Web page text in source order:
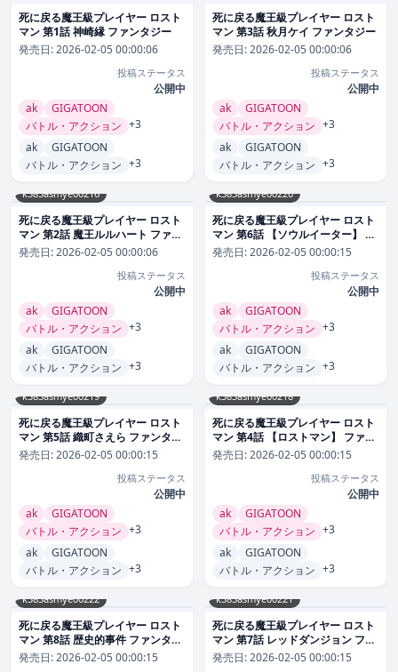
死に戻る魔王級プレイヤー ロスト
マン 第1話 神崎縁 ファンタジー
発売日:2026-02-05 00:00:06
投稿ステータス
公開中
ak
GIGATOON
バトル・アクション +3
ak
GIGATOON
バトル・アクション +3
死に戻る魔王級プレイヤー ロスト
マン 第3話 秋月ケイ ファンタジー
発売日:2026-02-05 00:00:06
投稿ステータス
公開中
ak
GIGATOON
バトル・アクション +3
ak
GIGATOON
バトル・アクション +3
k383asmye00216
死に戻る魔王級プレイヤー ロスト
マン 第2話 魔王ルルハート ファン
タジー
発売日:2026-02-05 00:00:06
投稿ステータス
公開中
ak
GIGATOON
バトル・アクション +3
ak
GIGATOON
バトル・アクション +3
k383asmye00220
死に戻る魔王級プレイヤー ロスト
マン 第6話 【ソウルイーター】 フ
ァンタジー
発売日:2026-02-05 00:00:15
投稿ステータス
公開中
ak
GIGATOON
バトル・アクション +3
ak
GIGATOON
バトル・アクション +3
k383asmye00219
死に戻る魔王級プレイヤー ロスト
マン 第5話 織町さえら ファンタジ
ー
発売日:2026-02-05 00:00:15
投稿ステータス
公開中
ak
GIGATOON
バトル・アクション +3
ak
GIGATOON
バトル・アクション +3
k383asmye00218
死に戻る魔王級プレイヤー ロスト
マン 第4話 【ロストマン】 ファン
タジー
発売日:2026-02-05 00:00:15
投稿ステータス
公開中
ak
GIGATOON
バトル・アクション +3
ak
GIGATOON
バトル・アクション +3
k383asmye00222
死に戻る魔王級プレイヤー ロスト
マン 第8話 歴史的事件 ファンタジ
ー
発売日:2026-02-05 00:00:15
k383asmye00221
死に戻る魔王級プレイヤー ロスト
マン 第7話 レッドダンジョン ファ
ンタジー
発売日:2026-02-05 00:00:15